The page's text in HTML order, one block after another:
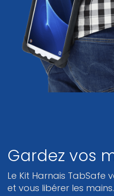
Gardez vos
Le Kit Harnais TabSafe
et vous libérer les